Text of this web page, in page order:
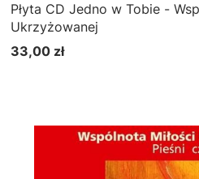
Płyta CD Jedno w Tobie -
Ukrzyżowanej
Cena
33,00 zł